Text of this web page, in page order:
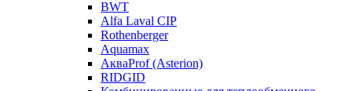
BWT
Alfa Laval CIP
Rothenberger
Aquamax
АкваProf (Asterion)
RIDGID